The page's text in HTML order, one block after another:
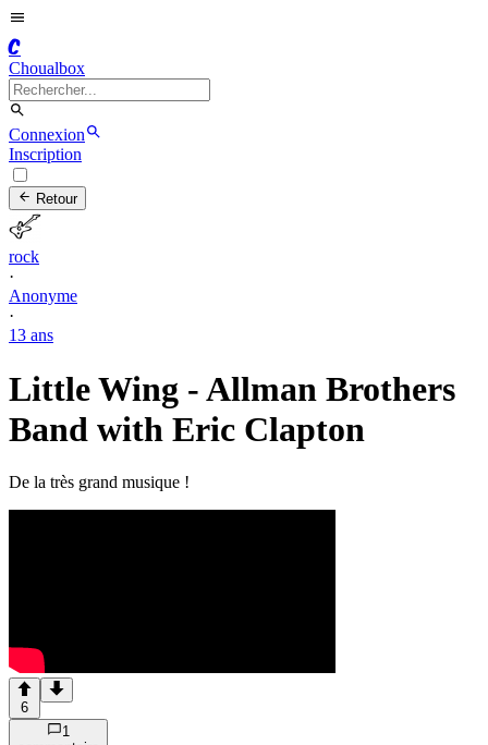
C
Choualbox
Connexion
Inscription
Retour
rock
·
Anonyme
·
13 ans
Little Wing - Allman Brothers
Band with Eric Clapton
De la très grand musique !
6
1